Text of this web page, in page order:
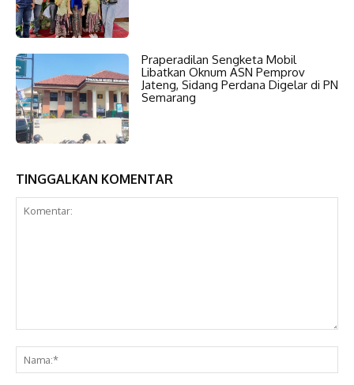
Praperadilan Sengketa Mobil
Libatkan Oknum ASN Pemprov
Jateng, Sidang Perdana Digelar di PN
Semarang
TINGGALKAN KOMENTAR